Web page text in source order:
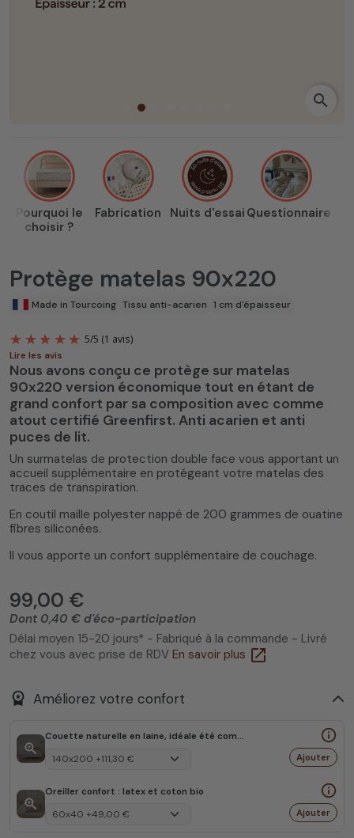
search
Pourquoi le
choisir ?
Fabrication Nuits d'essai Questionnaire
Protège matelas 90x220
5 /5(1 avis)
Made in Tourcoing Tissu anti-acarien 1 cm d'épaisseur
Lire les avis
Nous avons conçu ce protège sur matelas
90x220 version économique tout en étant de
grand confort par sa composition avec comme
atout certifié Greenfirst. Anti acarien et anti
puces de lit.
Un surmatelas de protection double face vous apportant un
accueil supplémentaire en protégeant votre matelas des
traces de transpiration.
En coutil maille polyester nappé de 200 grammes de ouatine
fibres siliconées.
Il vous apporte un confort supplémentaire de couchage.
99,00 €
Dont 0,40 € d'éco-participation
Délai moyen 15-20 jours* - Fabriqué à la commande - Livré
chez vous avec prise de RDV En savoir plus open_in_new
workspace_premium Améliorez votre confort
zoom_in
Couette naturelle en laine, idéale été comme hiver info_outline
Ajouter
zoom_in
Oreiller confort : latex et coton bio info_outline
Ajouter